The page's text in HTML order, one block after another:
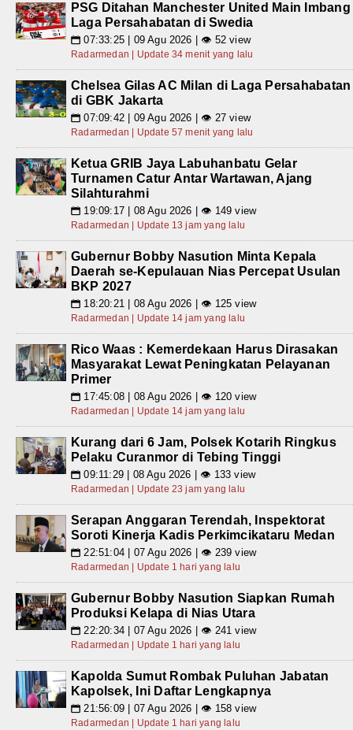
PSG Ditahan Manchester United Main Imbang
Laga Persahabatan di Swedia
📅 07:33:25 | 09 Agu 2026 | 👁 52 view
Radarmedan | Update 34 menit yang lalu
Chelsea Gilas AC Milan di Laga Persahabatan
di GBK Jakarta
📅 07:09:42 | 09 Agu 2026 | 👁 27 view
Radarmedan | Update 57 menit yang lalu
Ketua GRIB Jaya Labuhanbatu Gelar
Turnamen Catur Antar Wartawan, Ajang
Silahturahmi
📅 19:09:17 | 08 Agu 2026 | 👁 149 view
Radarmedan | Update 13 jam yang lalu
Gubernur Bobby Nasution Minta Kepala
Daerah se-Kepulauan Nias Percepat Usulan
BKP 2027
📅 18:20:21 | 08 Agu 2026 | 👁 125 view
Radarmedan | Update 14 jam yang lalu
Rico Waas : Kemerdekaan Harus Dirasakan
Masyarakat Lewat Peningkatan Pelayanan
Primer
📅 17:45:08 | 08 Agu 2026 | 👁 120 view
Radarmedan | Update 14 jam yang lalu
Kurang dari 6 Jam, Polsek Kotarih Ringkus
Pelaku Curanmor di Tebing Tinggi
📅 09:11:29 | 08 Agu 2026 | 👁 133 view
Radarmedan | Update 23 jam yang lalu
Serapan Anggaran Terendah, Inspektorat
Soroti Kinerja Kadis Perkimcikataru Medan
📅 22:51:04 | 07 Agu 2026 | 👁 239 view
Radarmedan | Update 1 hari yang lalu
Gubernur Bobby Nasution Siapkan Rumah
Produksi Kelapa di Nias Utara
📅 22:20:34 | 07 Agu 2026 | 👁 241 view
Radarmedan | Update 1 hari yang lalu
Kapolda Sumut Rombak Puluhan Jabatan
Kapolsek, Ini Daftar Lengkapnya
📅 21:56:09 | 07 Agu 2026 | 👁 158 view
Radarmedan | Update 1 hari yang lalu